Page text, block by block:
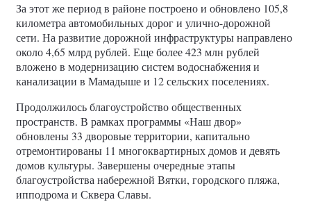
За этот же период в районе построено и обновлено 105,8
километра автомобильных дорог и улично-дорожной
сети. На развитие дорожной инфраструктуры направлено
около 4,65 млрд рублей. Еще более 423 млн рублей
вложено в модернизацию систем водоснабжения и
канализации в Мамадыше и 12 сельских поселениях.
Продолжилось благоустройство общественных
пространств. В рамках программы «Наш двор»
обновлены 33 дворовые территории, капитально
отремонтированы 11 многоквартирных домов и девять
домов культуры. Завершены очередные этапы
благоустройства набережной Вятки, городского пляжа,
ипподрома и Сквера Славы.